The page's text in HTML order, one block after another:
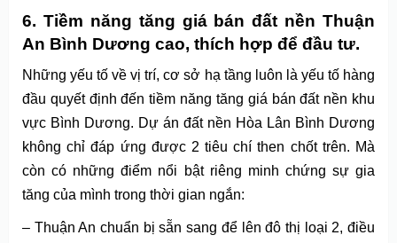
6. Tiềm năng tăng giá bán đất nền Thuận
An Bình Dương cao, thích hợp để đầu tư.
Những yếu tố về vị trí, cơ sở hạ tầng luôn là yếu tố hàng
đầu quyết định đến tiềm năng tăng giá bán đất nền khu
vực Bình Dương. Dự án đất nền Hòa Lân Bình Dương
không chỉ đáp ứng được 2 tiêu chí then chốt trên. Mà
còn có những điểm nổi bật riêng minh chứng sự gia
tăng của mình trong thời gian ngắn:
– Thuận An chuẩn bị sẵn sang để lên đô thị loại 2, điều